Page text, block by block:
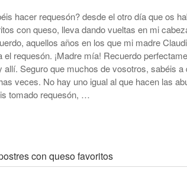
hacer requesón? desde el otro día que os
con queso, lleva dando vueltas en mi
aquellos años en los que mi madre
el requesón. ¡Madre mía! Recuerdo
allí. Seguro que muchos de vosotros, sabéis
veces. No hay uno igual al que hacen las
tomado requesón, …
con queso favoritos